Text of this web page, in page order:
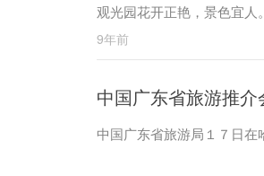
观光园花开正艳，景色宜人。
9年前
中国广东省旅游推
中国广东省旅游局１７日在